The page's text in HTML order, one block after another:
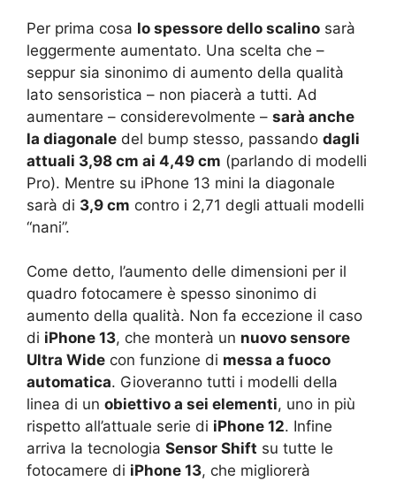
Per prima cosa lo spessore dello scalino sarà
leggermente aumentato. Una scelta che –
seppur sia sinonimo di aumento della qualità
lato sensoristica – non piacerà a tutti. Ad
aumentare – considerevolmente – sarà anche
la diagonale del bump stesso, passando dagli
attuali 3,98 cm ai 4,49 cm (parlando di modelli
Pro). Mentre su iPhone 13 mini la diagonale
sarà di 3,9 cm contro i 2,71 degli attuali modelli
“nani”.
Come detto, l’aumento delle dimensioni per il
quadro fotocamere è spesso sinonimo di
aumento della qualità. Non fa eccezione il caso
di iPhone 13, che monterà un nuovo sensore
Ultra Wide con funzione di messa a fuoco
automatica. Gioveranno tutti i modelli della
linea di un obiettivo a sei elementi, uno in più
rispetto all’attuale serie di iPhone 12. Infine
arriva la tecnologia Sensor Shift su tutte le
fotocamere di iPhone 13, che migliorerà